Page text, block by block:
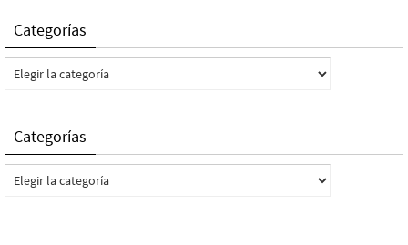
Categorías
Categorías
Categorías
Categorías